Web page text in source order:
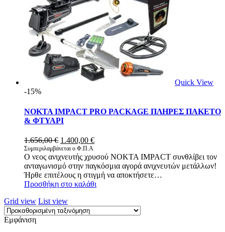
Quick View
-15%
NOKTA IMPACT PRO PACKAGE ΠΛΗΡΕΣ ΠΑΚΕΤΟ
& ΦΤΥΑΡΙ
1.656,00€ Original
price
was:
1.656,00 €.
1.400,00 €Η
τιμή
είναι:
1.400,00 €.
Συμπεριλαμβάνεται ο Φ.Π.Α
O νεος ανιχνευτής χρυσού NOKTA IMPACT συνθλίβει τον
ανταγωνισμό στην παγκόσμια αγορά ανιχνευτών μετάλλων!
Ήρθε επιτέλους η στιγμή να αποκτήσετε…
Προσθήκη στο καλάθι
Grid view List view
Εμφάνιση